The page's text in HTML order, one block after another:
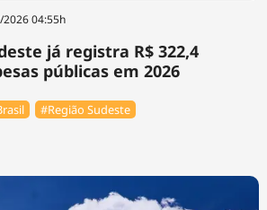
04:55h
já registra R$ 322,4
públicas em 2026
#Região Sudeste